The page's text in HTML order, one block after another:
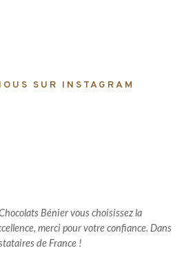
SUR INSTAGRAM
Bénier vous choisissez la
merci pour votre confiance. Dans
de France !